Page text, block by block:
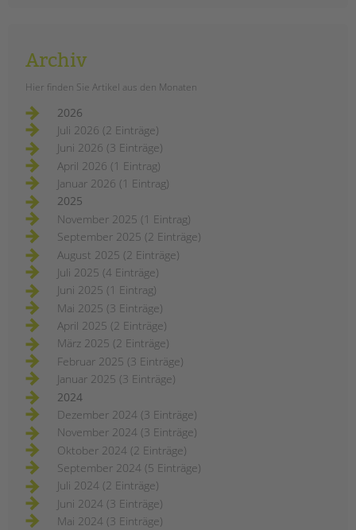
Impressum
Hinweisgebersystem
Intranet
Archiv
Hier finden Sie Artikel aus den Monaten
2026
Juli 2026 (2 Einträge)
Juni 2026 (3 Einträge)
April 2026 (1 Eintrag)
Januar 2026 (1 Eintrag)
2025
November 2025 (1 Eintrag)
September 2025 (2 Einträge)
August 2025 (2 Einträge)
Juli 2025 (4 Einträge)
Juni 2025 (1 Eintrag)
Mai 2025 (3 Einträge)
April 2025 (2 Einträge)
März 2025 (2 Einträge)
Februar 2025 (3 Einträge)
Januar 2025 (3 Einträge)
2024
Dezember 2024 (3 Einträge)
November 2024 (3 Einträge)
Oktober 2024 (2 Einträge)
September 2024 (5 Einträge)
Juli 2024 (2 Einträge)
Juni 2024 (3 Einträge)
Mai 2024 (3 Einträge)